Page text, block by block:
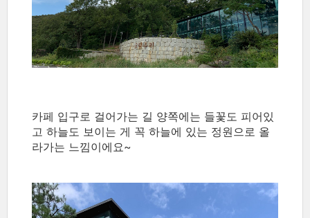
카페 입구로 걸어가는 길 양쪽에는 들꽃도 피어있
고 하늘도 보이는 게 꼭 하늘에 있는 정원으로 올
라가는 느낌이에요~